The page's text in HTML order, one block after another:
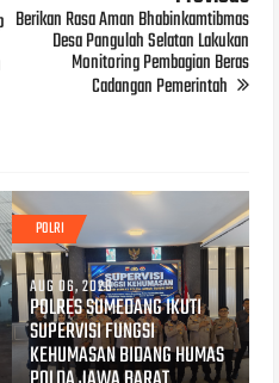
Berikan Rasa Aman Bhabinkamtibmas
Desa Pangulah Selatan Lakukan
Monitoring Pembagian Beras
Cadangan Pemerintah
POLRI
AUG 06, 2026
POLRES SUMEDANG IKUTI
SUPERVISI FUNGSI
KEHUMASAN BIDANG HUMAS